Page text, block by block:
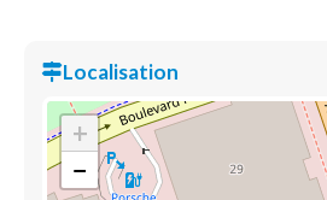
Localisation
+
−